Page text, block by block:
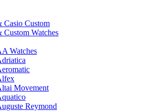
Casio Custom
Custom Watches
Watches
Movement
Reymond